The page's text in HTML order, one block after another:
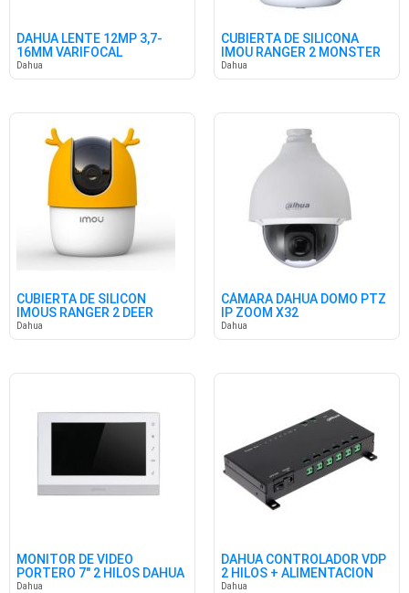
DAHUA LENTE 12MP 3,7-
16MM VARIFOCAL
Dahua
CUBIERTA DE SILICONA
IMOU RANGER 2 MONSTER
GRIS
Dahua
CUBIERTA DE SILICON
IMOUS RANGER 2 DEER
NARANJA
Dahua
CÁMARA DAHUA DOMO PTZ
IP ZOOM X32
Dahua
MONITOR DE VIDEO
PORTERO 7" 2 HILOS DAHUA
Dahua
DAHUA CONTROLADOR VDP
2 HILOS + ALIMENTACION
Dahua